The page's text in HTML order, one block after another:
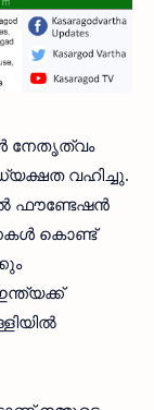
നേതൃത്വം
വഹിച്ചു.
ഫൗണ്ടേഷന്‍
കൊണ്ട്